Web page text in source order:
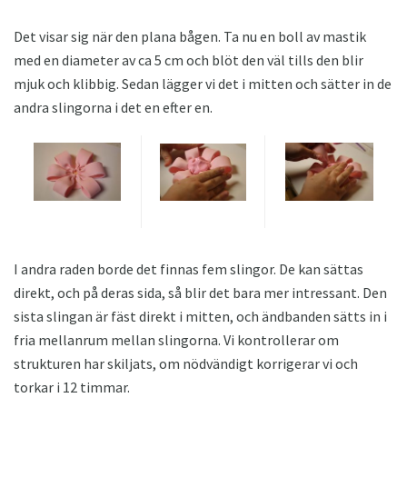
Det visar sig när den plana bågen. Ta nu en boll av mastik
med en diameter av ca 5 cm och blöt den väl tills den blir
mjuk och klibbig. Sedan lägger vi det i mitten och sätter in de
andra slingorna i det en efter en.
I andra raden borde det finnas fem slingor. De kan sättas
direkt, och på deras sida, så blir det bara mer intressant. Den
sista slingan är fäst direkt i mitten, och ändbanden sätts in i
fria mellanrum mellan slingorna. Vi kontrollerar om
strukturen har skiljats, om nödvändigt korrigerar vi och
torkar i 12 timmar.